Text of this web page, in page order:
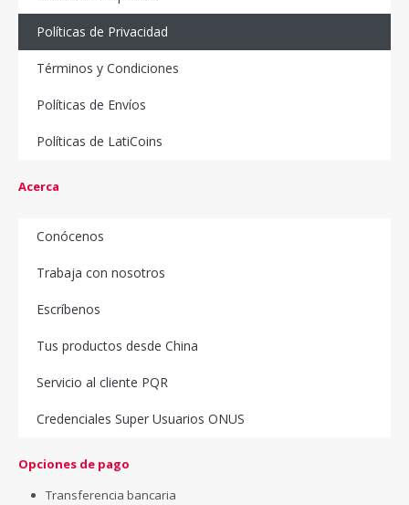
Políticas de Privacidad
Términos y Condiciones
Políticas de Envíos
Políticas de LatiCoins
Acerca
Conócenos
Trabaja con nosotros
Escríbenos
Tus productos desde China
Servicio al cliente PQR
Credenciales Super Usuarios ONUS
Opciones de pago
Transferencia bancaria